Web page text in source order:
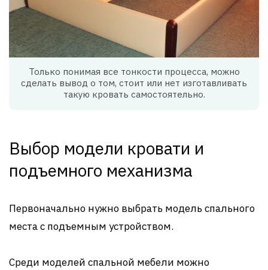
Только понимая все тонкости процесса, можно
сделать вывод о том, стоит или нет изготавливать
такую кровать самостоятельно.
Выбор модели кровати и
подъемного механизма
Первоначально нужно выбрать модель спального
места с подъемным устройством.
Среди моделей спальной мебели можно